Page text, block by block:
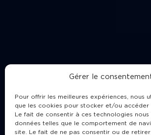
Gérer le
Pour offrir les meilleures expériences, nous
que les cookies pour stocker et/ou accéder
Le fait de consentir à ces technologies
données telles que le comportement de
site. Le fait de ne pas consentir ou de